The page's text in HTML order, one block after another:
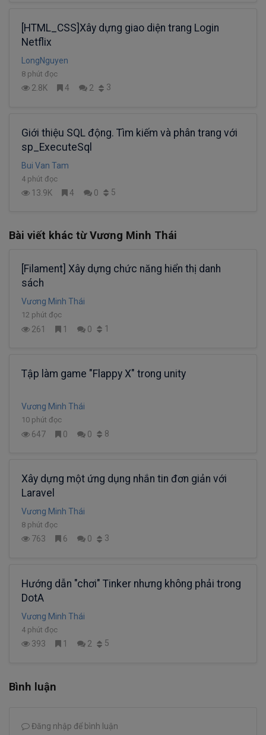
[HTML_CSS]Xây dựng giao diện trang Login
Netflix
LongNguyen
8 phút đọc
2.8K 4 2 3
Giới thiệu SQL động. Tìm kiếm và phân trang với
sp_ExecuteSql
Bui Van Tam
4 phút đọc
13.9K 4 0 5
Bài viết khác từ Vương Minh Thái
[Filament] Xây dựng chức năng hiển thị danh
sách
Vương Minh Thái
12 phút đọc
261 1 0 1
Tập làm game "Flappy X" trong unity
Vương Minh Thái
10 phút đọc
647 0 0 8
Xây dựng một ứng dụng nhắn tin đơn giản với
Laravel
Vương Minh Thái
8 phút đọc
763 6 0 3
Hướng dẫn "chơi" Tinker nhưng không phải trong
DotA
Vương Minh Thái
4 phút đọc
393 1 2 5
Bình luận
Đăng nhập để bình luận